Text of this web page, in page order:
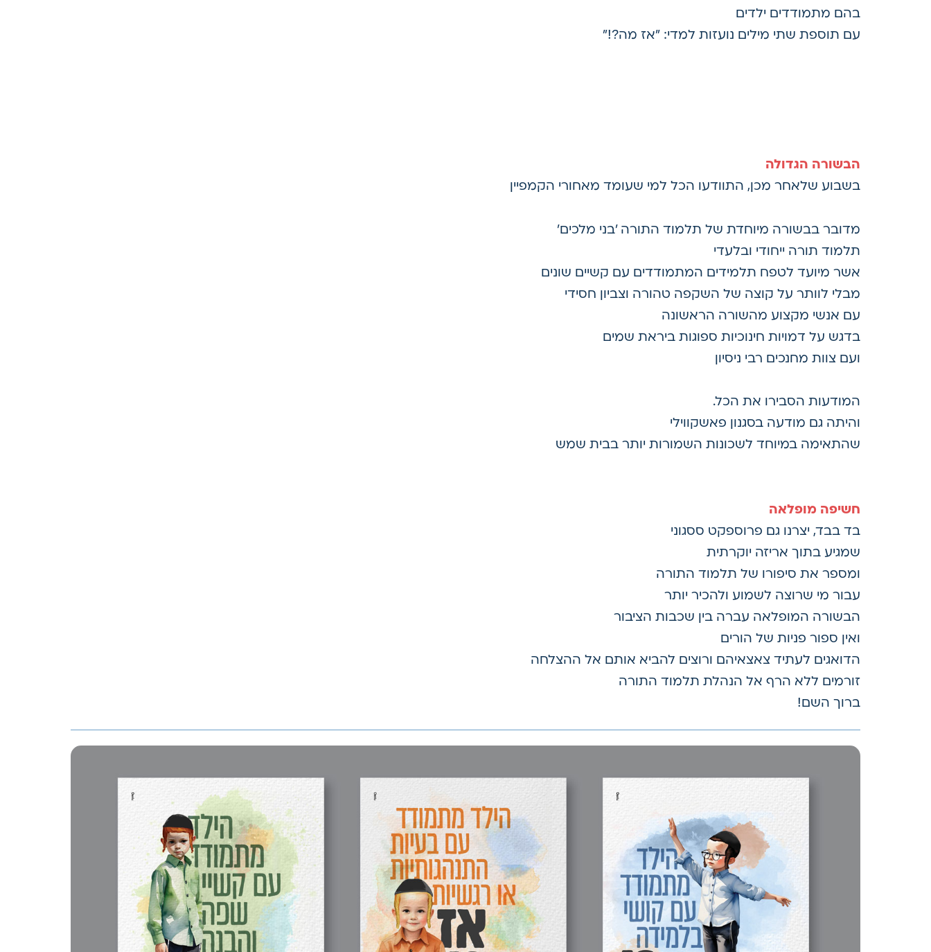
בהם מתמודדים ילדים
עם תוספת שתי מילים נועזות למדי: "אז מה?!"
הבשורה הגדולה
בשבוע שלאחר מכן, התוודעו הכל למי שעומד מאחורי הקמפיין
מדובר בבשורה מיוחדת של תלמוד התורה 'בני מלכים'
תלמוד תורה ייחודי ובלעדי
אשר מיועד לטפח תלמידים המתמודדים עם קשיים שונים
מבלי לוותר על קוצה של השקפה טהורה וצביון חסידי
עם אנשי מקצוע מהשורה הראשונה
בדגש על דמויות חינוכיות ספוגות ביראת שמים
ועם צוות מחנכים רבי ניסיון
המודעות הסבירו את הכל.
והיתה גם מודעה בסגנון פאשקווילי
שהתאימה במיוחד לשכונות השמורות יותר בבית שמש
חשיפה מופלאה
בד בבד, יצרנו גם פרוספקט ססגוני
שמגיע בתוך אריזה יוקרתית
ומספר את סיפורו של תלמוד התורה
עבור מי שרוצה לשמוע ולהכיר יותר
הבשורה המופלאה עברה בין שכבות הציבור
ואין ספור פניות של הורים
הדואגים לעתיד צאצאיהם ורוצים להביא אותם אל ההצלחה
זורמים ללא הרף אל הנהלת תלמוד התורה
ברוך השם!